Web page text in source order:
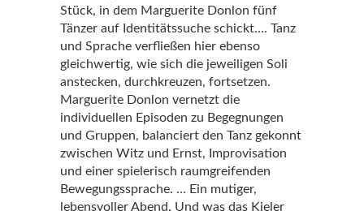
Stück, in dem Marguerite Donlon fünf
Tänzer auf Identitätssuche schickt…. Tanz
und Sprache verfließen hier ebenso
gleichwertig, wie sich die jeweiligen Soli
anstecken, durchkreuzen, fortsetzen.
Marguerite Donlon vernetzt die
individuellen Episoden zu Begegnungen
und Gruppen, balanciert den Tanz gekonnt
zwischen Witz und Ernst, Improvisation
und einer spielerisch raumgreifenden
Bewegungssprache. … Ein mutiger,
lebensvoller Abend. Und was das Kieler